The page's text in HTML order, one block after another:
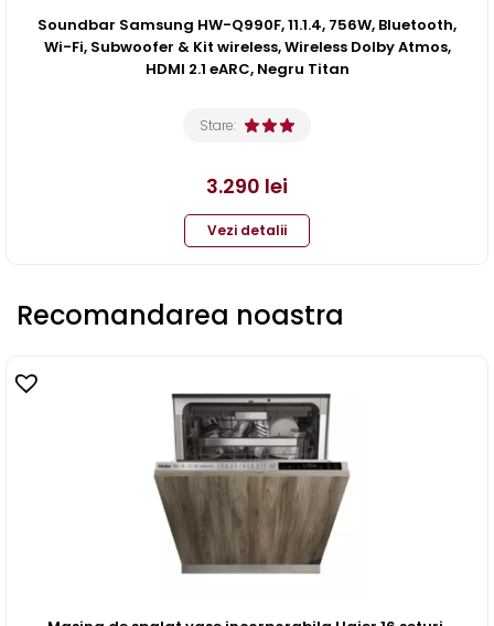
Soundbar Samsung HW-Q990F, 11.1.4, 756W, Bluetooth,
Wi-Fi, Subwoofer & Kit wireless, Wireless Dolby Atmos,
HDMI 2.1 eARC, Negru Titan
Stare:
3.290 lei
Vezi detalii
Recomandarea noastra